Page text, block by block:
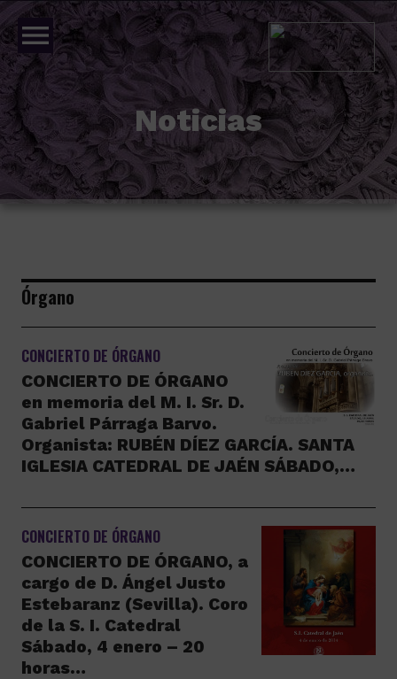
menu
Noticias
Órgano
CONCIERTO DE ÓRGANO
CONCIERTO DE ÓRGANO
en memoria del M. I. Sr. D.
Gabriel Párraga Barvo.
Organista: RUBÉN DÍEZ GARCÍA. SANTA
IGLESIA CATEDRAL DE JAÉN SÁBADO,…
CONCIERTO DE ÓRGANO
CONCIERTO DE ÓRGANO, a
cargo de D. Ángel Justo
Estebaranz (Sevilla). Coro
de la S. I. Catedral
Sábado, 4 enero – 20
horas…